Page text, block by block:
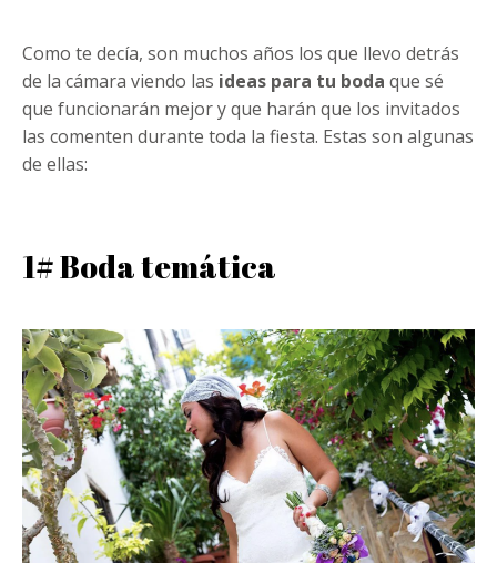
Como te decía, son muchos años los que llevo detrás
de la cámara viendo las ideas para tu boda que sé
que funcionarán mejor y que harán que los invitados
las comenten durante toda la fiesta. Estas son algunas
de ellas:
1# Boda temática